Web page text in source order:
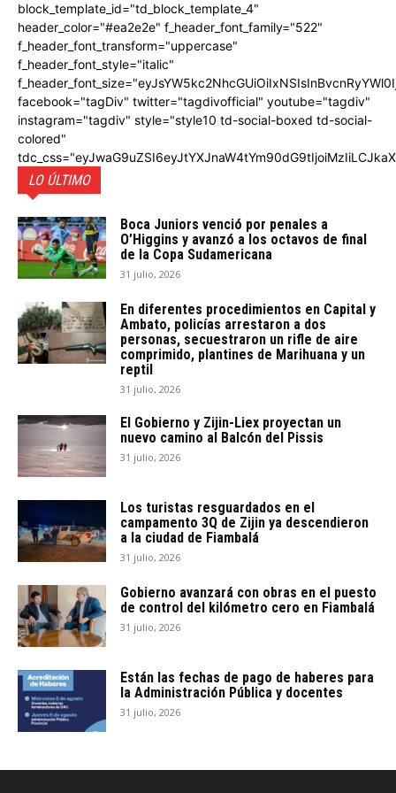
block_template_id="td_block_template_4"
header_color="#ea2e2e" f_header_font_family="522"
f_header_font_transform="uppercase"
f_header_font_style="italic"
facebook="tagDiv" twitter="tagdivofficial" youtube="tagdiv"
instagram="tagdiv" style="style10 td-social-boxed td-social-
colored"
LO ÚLTIMO
Boca Juniors venció por penales a
O’Higgins y avanzó a los octavos de final
de la Copa Sudamericana
31 julio, 2026
En diferentes procedimientos en Capital y
Ambato, policías arrestaron a dos
personas, secuestraron un rifle de aire
comprimido, plantines de Marihuana y un
reptil
31 julio, 2026
El Gobierno y Zijin-Liex proyectan un
nuevo camino al Balcón del Pissis
31 julio, 2026
Los turistas resguardados en el
campamento 3Q de Zijin ya descendieron
a la ciudad de Fiambalá
31 julio, 2026
Gobierno avanzará con obras en el puesto
de control del kilómetro cero en Fiambalá
31 julio, 2026
Están las fechas de pago de haberes para
la Administración Pública y docentes
31 julio, 2026